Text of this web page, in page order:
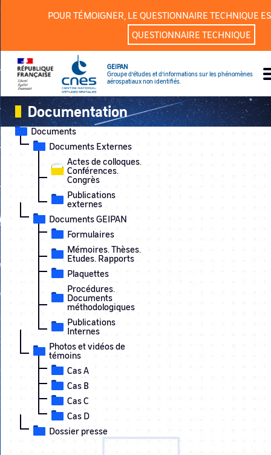
POUR TÉMOIGNER, LE QUESTIONNAIRE TECHNIQUE
QUESTIONNAIRE TECHNIQUE
GEIPAN
Groupe d’études et d’informations sur les phénomènes
aérospatiaux non identifiés.
Documentation
Documents
Documents Externes
Actes de colloques.
Conférences.
Congrès
Publications
externes
Documents GEIPAN
Formulaires
Mémoires. Thèses.
Etudes. Rapports
Plaquettes
Procédures.
Documents
méthodologiques
Publications
Internes
Photos et vidéos de
témoins
Cas A
Cas B
Cas C
Cas D
Dossier presse